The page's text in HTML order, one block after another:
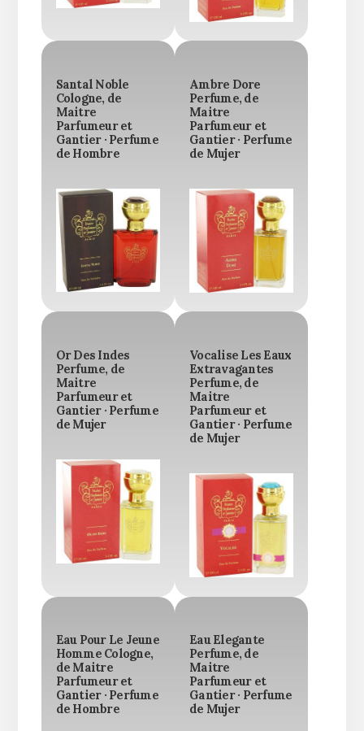
Santal Noble
Cologne, de
Maitre
Parfumeur et
Gantier · Perfume
de Hombre
Ambre Dore
Perfume, de
Maitre
Parfumeur et
Gantier · Perfume
de Mujer
Or Des Indes
Perfume, de
Maitre
Parfumeur et
Gantier · Perfume
de Mujer
Vocalise Les Eaux
Extravagantes
Perfume, de
Maitre
Parfumeur et
Gantier · Perfume
de Mujer
Eau Pour Le Jeune
Homme Cologne,
de Maitre
Parfumeur et
Gantier · Perfume
de Hombre
Eau Elegante
Perfume, de
Maitre
Parfumeur et
Gantier · Perfume
de Mujer